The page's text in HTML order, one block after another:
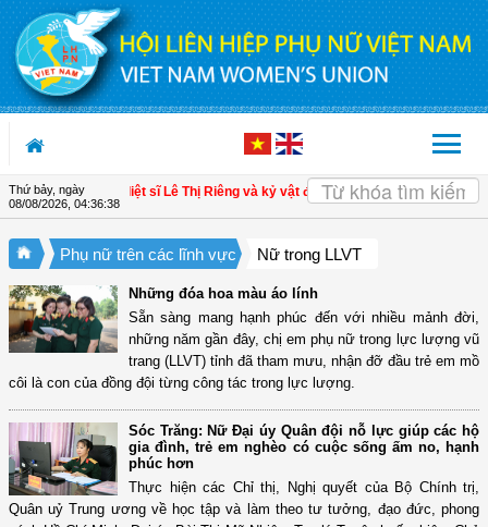
Truy cập nội dung luôn
Thứ bảy, ngày
08/08/2026, 04:36:39
| Anh hùng, liệt sĩ Lê Thị Riêng và kỷ vật đặc biệt trước lúc xa con | Tri ân
Phụ nữ trên các lĩnh vực Nữ trong LLVT
Những đóa hoa màu áo lính
Sẵn sàng mang hạnh phúc đến với nhiều mảnh đời,
những năm gần đây, chị em phụ nữ trong lực lượng vũ
trang (LLVT) tỉnh đã tham mưu, nhận đỡ đầu trẻ em mồ
côi là con của đồng đội từng công tác trong lực lượng.
Sóc Trăng: Nữ Đại úy Quân đội nỗ lực giúp các hộ
gia đình, trẻ em nghèo có cuộc sống ấm no, hạnh
phúc hơn
Thực hiện các Chỉ thị, Nghị quyết của Bộ Chính trị,
Quân uỷ Trung ương về học tập và làm theo tư tưởng, đạo đức, phong